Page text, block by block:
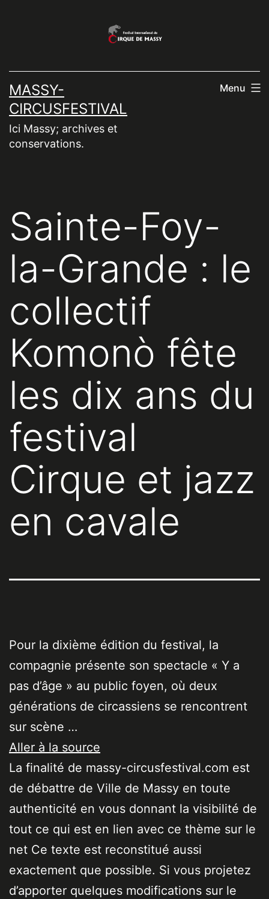
MASSY-
CIRCUSFESTIVAL
Ici Massy; archives et
conservations.
Menu
Sainte-Foy-
la-Grande : le
collectif
Komonò fête
les dix ans du
festival
Cirque et jazz
en cavale
Pour la dixième édition du festival, la
compagnie présente son spectacle « Y a
pas d’âge » au public foyen, où deux
générations de circassiens se rencontrent
sur scène …
Aller à la source
La finalité de massy-circusfestival.com est
de débattre de Ville de Massy en toute
authenticité en vous donnant la visibilité de
tout ce qui est en lien avec ce thème sur le
net Ce texte est reconstitué aussi
exactement que possible. Si vous projetez
d’apporter quelques modifications sur le